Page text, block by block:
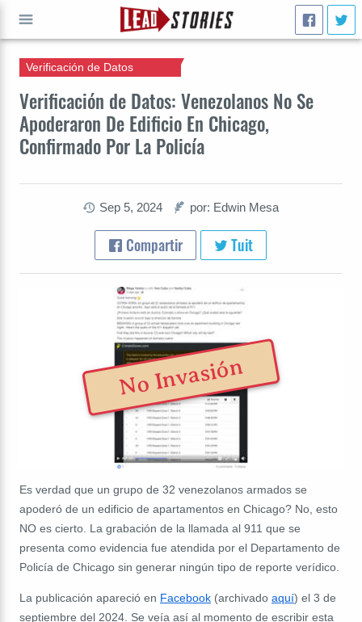
Verificación de Datos: Venezolanos No Se
Apoderaron De Edificio En Chicago,
Confirmado Por La Policía
Verificación de Datos
Sep 5, 2024 por: Edwin Mesa
Compartir Tuit
No Invasión
Es verdad que un grupo de 32 venezolanos armados se
apoderó de un edificio de apartamentos en Chicago? No, esto
NO es cierto. La grabación de la llamada al 911 que se
presenta como evidencia fue atendida por el Departamento de
Policía de Chicago sin generar ningún tipo de reporte verídico.
La publicación apareció en Facebook (archivado aquí) el 3 de
septiembre del 2024. Se veía así al momento de escribir esta
IR A